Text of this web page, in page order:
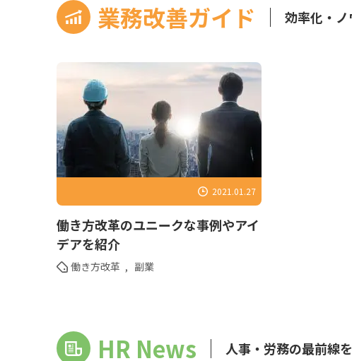
業務改善ガイド 効率化・
2021.01.27
働き方改革のユニークな事例やアイ
デアを紹介
働き方改革 , 副業
HR News 人事・労務の最前線を